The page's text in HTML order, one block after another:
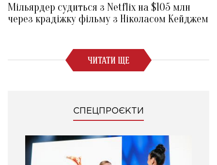
Мільярдер судиться з Netflix на $105 млн
через крадіжку фільму з Ніколасом Кейджем
ЧИТАТИ ЩЕ
СПЕЦПРОЄКТИ